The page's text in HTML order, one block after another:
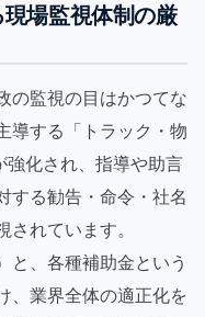
現場監視体制の厳
の監視の目はかつてな
導する「トラック・物
強化され、指導や助言
する勧告・命令・社名
れています。
と、各種補助金という
、業界全体の適正化を